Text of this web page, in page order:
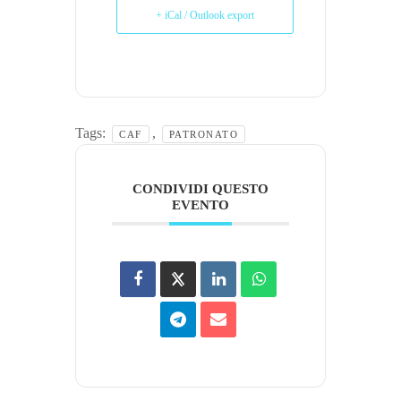
+ iCal / Outlook export
Tags: CAF , PATRONATO
CONDIVIDI QUESTO
EVENTO